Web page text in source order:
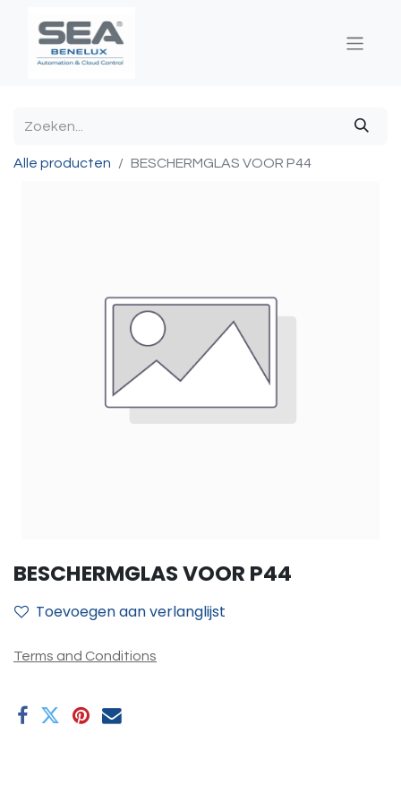
Alle producten BESCHERMGLAS VOOR P44
BESCHERMGLAS VOOR P44
Toevoegen aan verlanglijst
Terms and Conditions